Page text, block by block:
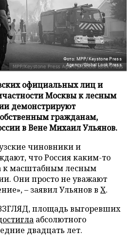
Фото: MPP/Keystone Press
Agency/Global Look Press
официальных лиц и
Москвы к лесным
демонстрируют
гражданам,
в Вене Михаил Ульянов.
чиновники и
что Россия каким-то
к масштабным лесным
Они просто не уважают
– заявил Ульянов в X.
площадь выгоревших
абсолютного
двадцать лет.